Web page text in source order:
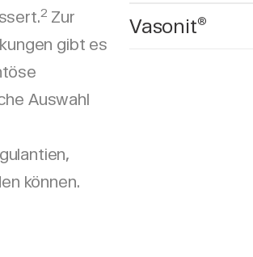
2 Zur
gibt es
Auswahl
können.
Vasonit®